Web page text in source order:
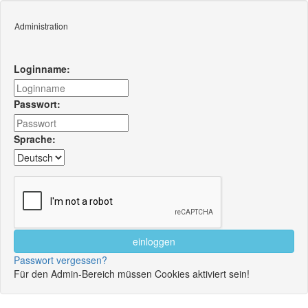
Administration
Loginname:
Passwort:
Sprache:
Passwort vergessen?
Für den Admin-Bereich müssen Cookies aktiviert sein!